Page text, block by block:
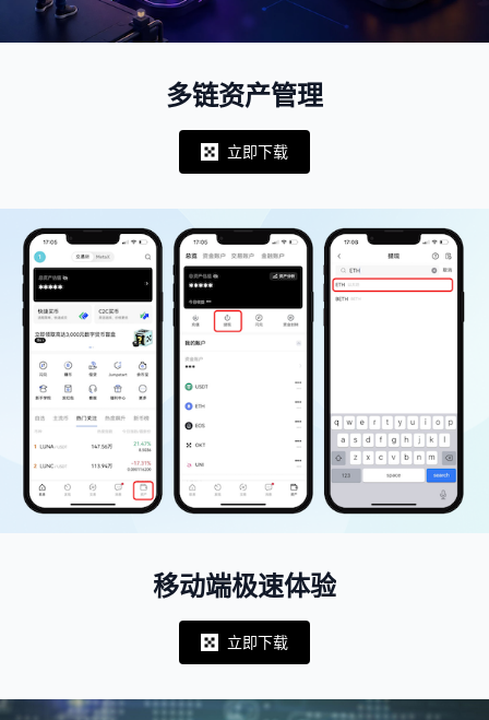
多链资产管理
Notifications
立即下载
移动端极速体验
Notifications
立即下载